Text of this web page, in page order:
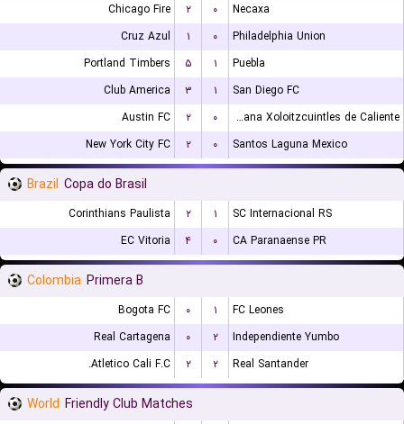
Chicago Fire ۲ ۰
Necaxa
Cruz Azul
۱ ۰
Philadelphia Union
Portland Timbers
۵ ۱
Puebla
Club America
۳ ۱
San Diego FC
Austin FC
۲ ۰
Club Tijuana Xoloitzcuintles de Caliente
New York City FC
۲ ۰ Santos Laguna Mexico
Brazil Copa do Brasil
Corinthians Paulista ۲ ۱
SC Internacional RS
EC Vitoria
۴ ۰ CA Paranaense PR
Colombia Primera B
Bogota FC ۰ ۱
FC Leones
Real Cartagena
۰ ۲
Independiente Yumbo
Atletico Cali F.C.
۲ ۲ Real Santander
World Friendly Club Matches